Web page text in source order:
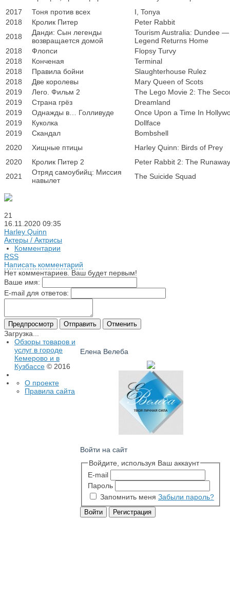
2017
Тоня против всех
I, Tonya
2018
Кролик Питер
Peter Rabbit
2018
Данди: Сын легенды
возвращается домой
Tourism Australia: Dundee
Legend Returns Home
2018
Флопси
Flopsy Turvy
2018
Конченая
Terminal
2018
Правила бойни
Slaughterhouse Rulez
2018
Две королевы
Mary Queen of Scots
2019
Лего. Фильм 2
The Lego Movie 2: The
2019
Страна грёз
Dreamland
2019
Однажды в… Голливуде
Once Upon a Time In
2019
Куколка
Dollface
2019
Скандал
Bombshell
2020
Хищные птицы
Harley Quinn: Birds of Prey
2020
Кролик Питер 2
Peter Rabbit 2: The Runaway
2021
Отряд самоубийц: Миссия
навылет
The Suicide Squad
21
16.11.2020 09:35
Harley Quinn
Актеры / Актрисы
Комментарии
RSS
Написать комментарий
Нет комментариев. Ваш будет первым!
Ваше имя:
E-mail для ответов:
Загрузка...
Елена Велеба
Войти на сайт
Войдите, используя Ваш аккаунт
E-mail
Пароль
Запомнить меня Забыли пароль?
Обзоры товаров и
услуг в городе
Кемерово и в
Кузбассе © 2016
О проекте
Правила сайта